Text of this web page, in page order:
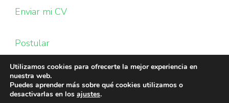
Enviar mi CV
Postular
Utilizamos cookies para ofrecerte la mejor experiencia en
nuestra web.
Puedes aprender más sobre qué cookies utilizamos o
desactivarlas en los ajustes.